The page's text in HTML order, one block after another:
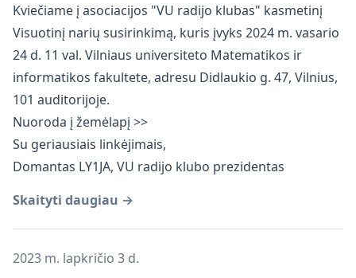
Kviečiame į asociacijos "VU radijo klubas" kasmetinį
Visuotinį narių susirinkimą, kuris įvyks 2024 m. vasario
24 d. 11 val. Vilniaus universiteto Matematikos ir
informatikos fakultete, adresu Didlaukio g. 47, Vilnius,
101 auditorijoje.
Nuoroda į žemėlapį >>
Su geriausiais linkėjimais,
Domantas LY1JA, VU radijo klubo prezidentas
Skaityti daugiau →
Publikuota
2023 m. lapkričio 3 d.